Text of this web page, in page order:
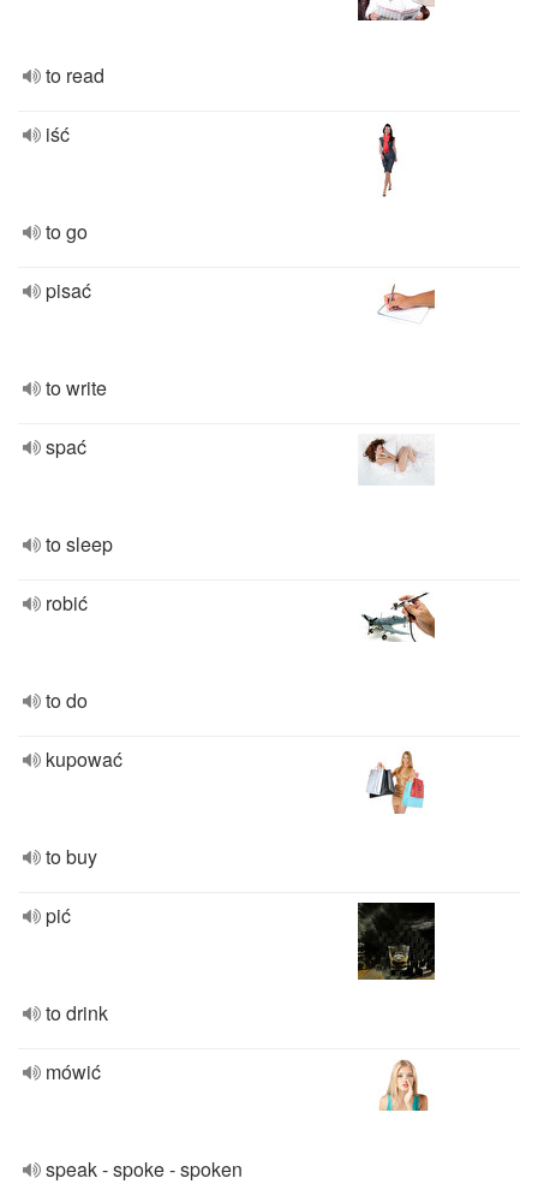
to read
iść
to go
pisać
to write
spać
to sleep
robić
to do
kupować
to buy
pić
to drink
mówić
speak - spoke - spoken